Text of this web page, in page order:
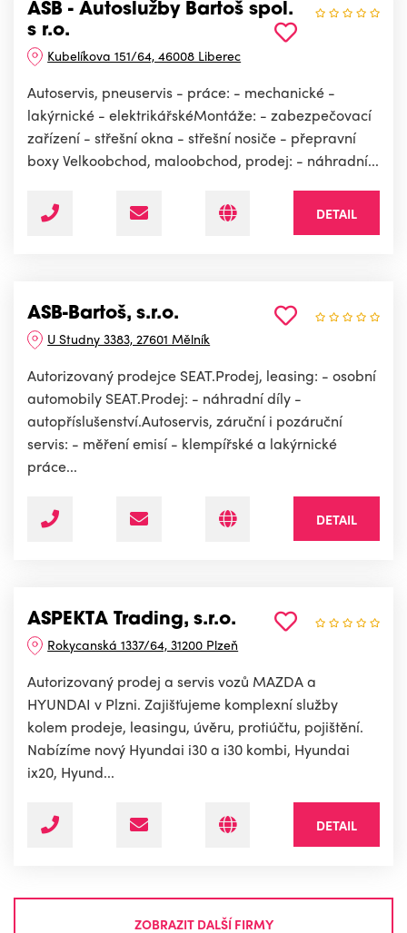
ASB - Autoslužby Bartoš spol.
s r.o.
Kubelíkova 151/64, 46008 Liberec
Autoservis, pneuservis - práce: - mechanické -
lakýrnické - elektrikářskéMontáže: - zabezpečovací
zařízení - střešní okna - střešní nosiče - přepravní
boxy Velkoobchod, maloobchod, prodej: - náhradní...
DETAIL
ASB-Bartoš, s.r.o.
U Studny 3383, 27601 Mělník
Autorizovaný prodejce SEAT.Prodej, leasing: - osobní
automobily SEAT.Prodej: - náhradní díly -
autopříslušenství.Autoservis, záruční i pozáruční
servis: - měření emisí - klempířské a lakýrnické
práce...
DETAIL
ASPEKTA Trading, s.r.o.
Rokycanská 1337/64, 31200 Plzeň
Autorizovaný prodej a servis vozů MAZDA a
HYUNDAI v Plzni. Zajišťujeme komplexní služby
kolem prodeje, leasingu, úvěru, protiúčtu, pojištění.
Nabízíme nový Hyundai i30 a i30 kombi, Hyundai
ix20, Hyund...
DETAIL
ZOBRAZIT DALŠÍ FIRMY